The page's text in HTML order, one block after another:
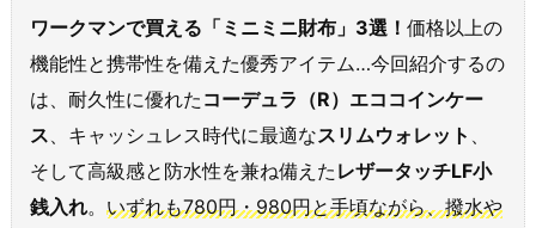
ワークマンで買える「ミニミニ財布」3選！ 価格以上の
機能性と携帯性を備えた優秀アイテム…今回紹介するの
は、耐久性に優れた コーデュラ（R）エココインケー
ス 、キャッシュレス時代に最適なスリムウォレット
そして高級感と防水性を兼ね備えた レザータッチLF小
銭入れ。 いずれも780円・980円と手頃ながら、撥水や